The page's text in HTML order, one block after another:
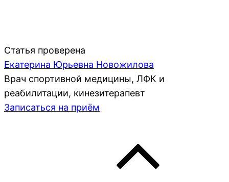
Статья проверена
Екатерина Юрьевна Новожилова
Врач спортивной медицины, ЛФК и
реабилитации, кинезитерапевт
Записаться на приём